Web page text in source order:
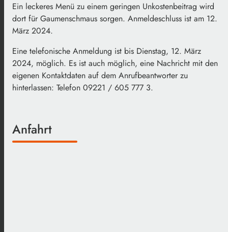
Ein leckeres Menü zu einem geringen Unkostenbeitrag wird
dort für Gaumenschmaus sorgen. Anmeldeschluss ist am 12.
März 2024.
Eine telefonische Anmeldung ist bis Dienstag, 12. März
2024, möglich. Es ist auch möglich, eine Nachricht mit den
eigenen Kontaktdaten auf dem Anrufbeantworter zu
hinterlassen: Telefon 09221 / 605 777 3.
Anfahrt